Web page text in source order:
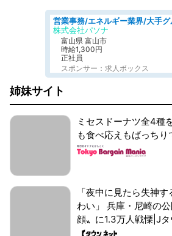
株式会社パソナ
富山県 富山市
時給1,300円
正社員
スポンサー：求人ボックス
姉妹サイト
ミセスドーナツ全4種
も食べ応えもばっちり
「夜中に見たら失神
わい」 兵庫・尼崎の
顔〟に1.3万人戦慄|Jタ